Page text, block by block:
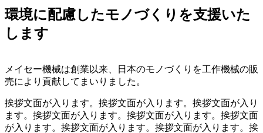
環境に配慮したモノづくりを支援いた
します
メイセー機械は創業以来、日本のモノづくりを工作機械の販
売により貢献してまいりました。
挨拶文面が入ります。挨拶文面が入ります。挨拶文面が入り
ます。挨拶文面が入ります。挨拶文面が入ります。挨拶文面
が入ります。挨拶文面が入ります。挨拶文面が入ります。挨